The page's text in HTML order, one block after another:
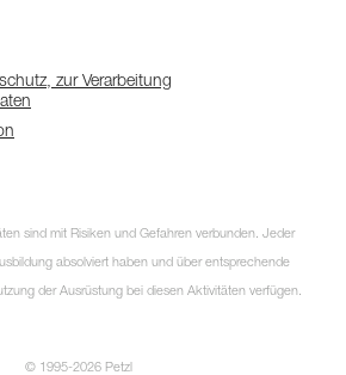
Kontrolle und Überprüfung ihrer
PSA-Bestände
MEHR ERFAHREN
zur Verarbeitung
sind mit Risiken und Gefahren verbunden. Jeder
absolviert haben und über entsprechende
der Ausrüstung bei diesen Aktivitäten verfügen.
© 1995-2026 Petzl